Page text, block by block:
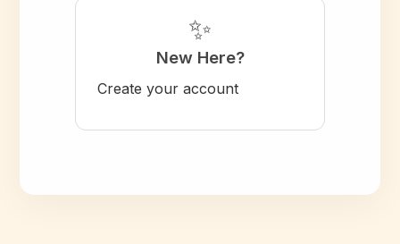
✨
New Here?
Create your account